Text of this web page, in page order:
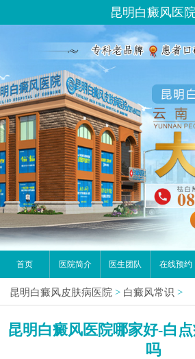
昆明白癜风医
首页 医院简介 医生团队 在线预约
昆明白癜风皮肤病医院 > 白癜风常识 >
昆明白癜风医院哪家好-白
吗
请问你是有白斑、白癜风问题吗？